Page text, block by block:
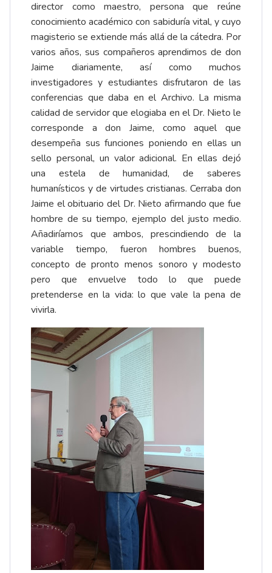
director como maestro, persona que reúne
conocimiento académico con sabiduría vital, y cuyo
magisterio se extiende más allá de la cátedra. Por
varios años, sus compañeros aprendimos de don
Jaime diariamente, así como muchos
investigadores y estudiantes disfrutaron de las
conferencias que daba en el Archivo. La misma
calidad de servidor que elogiaba en el Dr. Nieto le
corresponde a don Jaime, como aquel que
desempeña sus funciones poniendo en ellas un
sello personal, un valor adicional. En ellas dejó
una estela de humanidad, de saberes
humanísticos y de virtudes cristianas. Cerraba don
Jaime el obituario del Dr. Nieto afirmando que fue
hombre de su tiempo, ejemplo del justo medio.
Añadiríamos que ambos, prescindiendo de la
variable tiempo, fueron hombres buenos,
concepto de pronto menos sonoro y modesto
pero que envuelve todo lo que puede
pretenderse en la vida: lo que vale la pena de
vivirla.